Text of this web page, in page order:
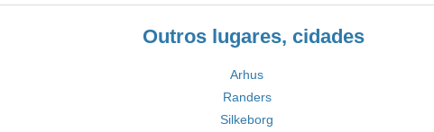
Outros lugares, cidades
Arhus
Randers
Silkeborg